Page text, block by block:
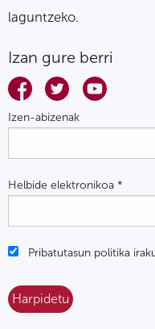
laguntzeko.
Izan gure berri
Izen-abizenak
Helbide elektronikoa *
Pribatutasun politika